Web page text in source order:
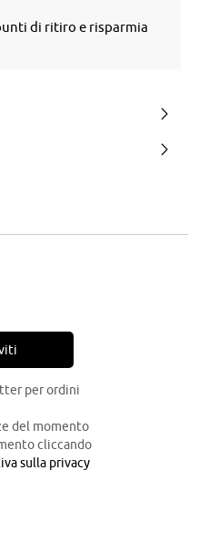
di ritiro e risparmia
per ordini
del momento
cliccando
sulla privacy